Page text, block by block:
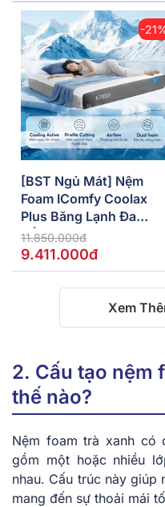
-
[BST Ngủ Mát] Nệm
Foam IComfy Coolax
Plus Băng Lạnh Đa
Tầng Dày 20cm
11.850.000đ
9.411.000đ
Xem
2. Cấu tạo nệm
thế nào?
Nệm foam trà xanh có
gồm một hoặc nhiều
nhau. Cấu trúc này giúp
mang đến sự thoải mái